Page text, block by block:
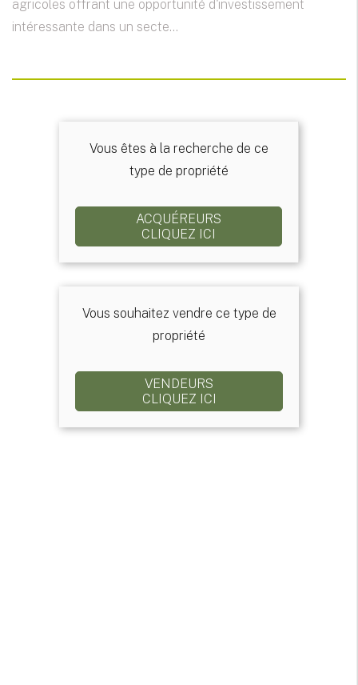
agricoles offrant une opportunité d'investissement
intéressante dans un secte...
Vous êtes à la recherche de ce
type de propriété
ACQUÉREURS
CLIQUEZ ICI
Vous souhaitez vendre ce type de
propriété
VENDEURS
CLIQUEZ ICI